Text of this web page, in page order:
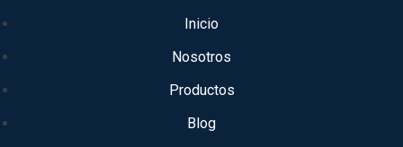
Inicio
Nosotros
Productos
Blog